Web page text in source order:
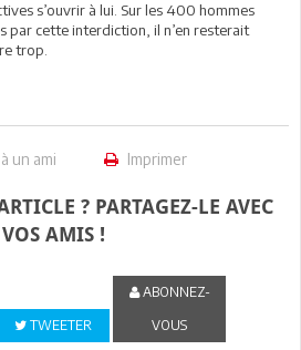
s’ouvrir à lui. Sur les 400 hommes
par cette interdiction, il n’en resterait
trop.
un ami Imprimer
? PARTAGEZ-LE AVEC
VOS AMIS !
TWEETER
ABONNEZ-
VOUS